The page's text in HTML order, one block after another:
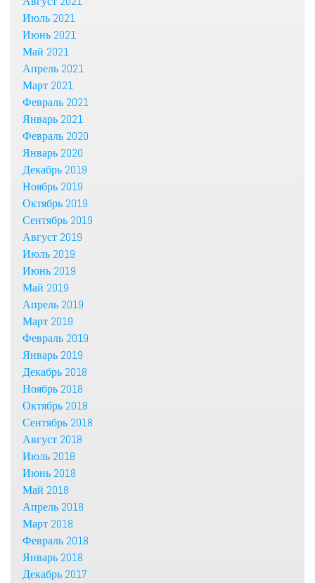
Июль 2021
Июнь 2021
Май 2021
Апрель 2021
Март 2021
Февраль 2021
Январь 2021
Февраль 2020
Январь 2020
Декабрь 2019
Ноябрь 2019
Октябрь 2019
Сентябрь 2019
Август 2019
Июль 2019
Июнь 2019
Май 2019
Апрель 2019
Март 2019
Февраль 2019
Январь 2019
Декабрь 2018
Ноябрь 2018
Октябрь 2018
Сентябрь 2018
Август 2018
Июль 2018
Июнь 2018
Май 2018
Апрель 2018
Март 2018
Февраль 2018
Январь 2018
Декабрь 2017